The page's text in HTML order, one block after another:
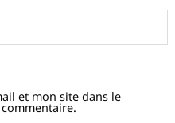
et mon site dans le